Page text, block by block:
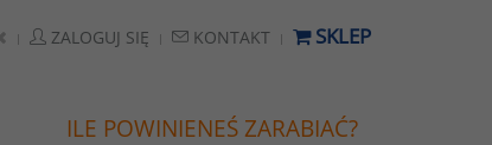
ZALOGUJ SIĘ KONTAKT SKLEP
ILE POWINIENEŚ ZARABIAĆ?